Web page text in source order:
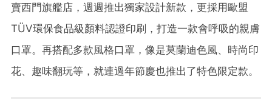
賣西門旗艦店， 週週推出獨家設計新款，更採用歐盟
ΤÜⅤ環保食品級顏料認證印刷，打造一款會呼吸的親膚
口罩。再搭配多款風格口罩，像是莫蘭迪色風、時尚印
花、趣味翻玩等，就連過年節慶也推出了特色限定款。